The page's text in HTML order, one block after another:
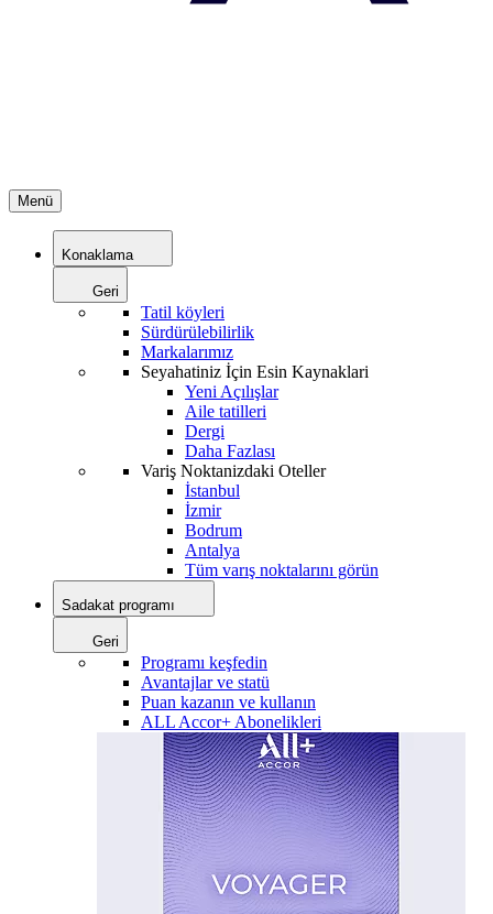
Menü
Konaklama
Geri
Tatil köyleri
Sürdürülebilirlik
Markalarımız
Seyahatiniz İçin Esin Kaynaklari
Yeni Açılışlar
Aile tatilleri
Dergi
Daha Fazlası
Variş Noktanizdaki Oteller
İstanbul
İzmir
Bodrum
Antalya
Tüm varış noktalarını görün
Sadakat programı
Geri
Programı keşfedin
Avantajlar ve statü
Puan kazanın ve kullanın
ALL Accor+ Abonelikleri